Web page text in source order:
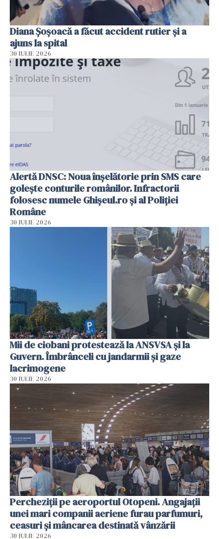
Diana Șoșoacă a făcut accident rutier și a
ajuns la spital
30 IULIE 2026
Alertă DNSC: Noua înșelătorie prin SMS care
golește conturile românilor. Infractorii
folosesc numele Ghișeul.ro și al Poliției
Române
30 IULIE 2026
Mii de ciobani protestează la ANSVSA și la
Guvern. Îmbrânceli cu jandarmii și gaze
lacrimogene
30 IULIE 2026
Percheziții pe aeroportul Otopeni. Angajații
unei mari companii aeriene furau parfumuri,
ceasuri și mâncarea destinată vânzării
30 IULIE 2026